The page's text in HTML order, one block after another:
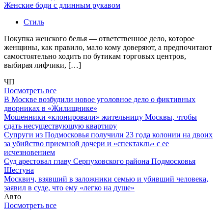
Женские боди с длинным рукавом
Стиль
Покупка женского белья — ответственное дело, которое
женщины, как правило, мало кому доверяют, а предпочитают
самостоятельно ходить по бутикам торговых центров,
выбирая лифчики, […]
ЧП
Посмотреть все
В Москве возбудили новое уголовное дело о фиктивных
дворниках в «Жилищнике»
Мошенники «клонировали» жительницу Москвы, чтобы
сдать несуществующую квартиру
Супруги из Подмосковья получили 23 года колонии на двоих
за убийство приемной дочери и «спектакль» с ее
исчезновением
Суд арестовал главу Серпуховского района Подмосковья
Шестуна
Москвич, взявший в заложники семью и убивший человека,
заявил в суде, что ему «легко на душе»
Авто
Посмотреть все